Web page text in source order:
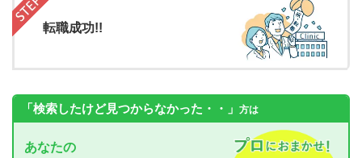
転職成功!!
「検索したけど見つからなかった・・」 方は
あなたの